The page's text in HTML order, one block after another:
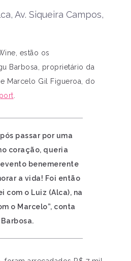
Av. Siqueira Campos,
estão os
Barbosa, proprietário da
Marcelo Gil Figueroa, do
.
passar por uma
coração, queria
benemerente
a vida! Foi então
com o Luiz (Alca), na
o Marcelo”, conta
Barbosa.